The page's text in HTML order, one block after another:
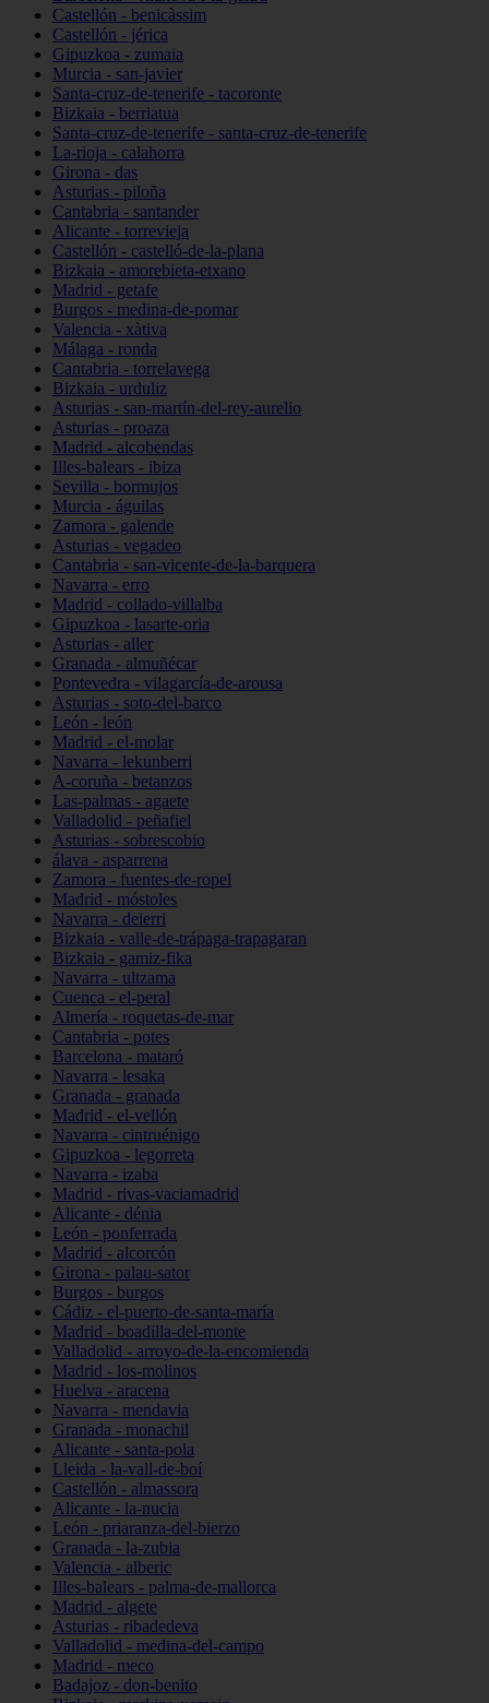
Castellón - benicàssim
Castellón - jérica
Gipuzkoa - zumaia
Murcia - san-javier
Santa-cruz-de-tenerife - tacoronte
Bizkaia - berriatua
Santa-cruz-de-tenerife - santa-cruz-de-tenerife
La-rioja - calahorra
Girona - das
Asturias - piloña
Cantabria - santander
Alicante - torrevieja
Castellón - castelló-de-la-plana
Bizkaia - amorebieta-etxano
Madrid - getafe
Burgos - medina-de-pomar
Valencia - xàtiva
Málaga - ronda
Cantabria - torrelavega
Bizkaia - urduliz
Asturias - san-martín-del-rey-aurelio
Asturias - proaza
Madrid - alcobendas
Illes-balears - ibiza
Sevilla - bormujos
Murcia - águilas
Zamora - galende
Asturias - vegadeo
Cantabria - san-vicente-de-la-barquera
Navarra - erro
Madrid - collado-villalba
Gipuzkoa - lasarte-oria
Asturias - aller
Granada - almuñécar
Pontevedra - vilagarcía-de-arousa
Asturias - soto-del-barco
León - león
Madrid - el-molar
Navarra - lekunberri
A-coruña - betanzos
Las-palmas - agaete
Valladolid - peñafiel
Asturias - sobrescobio
álava - asparrena
Zamora - fuentes-de-ropel
Madrid - móstoles
Navarra - deierri
Bizkaia - valle-de-trápaga-trapagaran
Bizkaia - gamiz-fika
Navarra - ultzama
Cuenca - el-peral
Almería - roquetas-de-mar
Cantabria - potes
Barcelona - mataró
Navarra - lesaka
Granada - granada
Madrid - el-vellón
Navarra - cintruénigo
Gipuzkoa - legorreta
Navarra - izaba
Madrid - rivas-vaciamadrid
Alicante - dénia
León - ponferrada
Madrid - alcorcón
Girona - palau-sator
Burgos - burgos
Cádiz - el-puerto-de-santa-maría
Madrid - boadilla-del-monte
Valladolid - arroyo-de-la-encomienda
Madrid - los-molinos
Huelva - aracena
Navarra - mendavia
Granada - monachil
Alicante - santa-pola
Lleida - la-vall-de-boí
Castellón - almassora
Alicante - la-nucia
León - priaranza-del-bierzo
Granada - la-zubia
Valencia - alberic
Illes-balears - palma-de-mallorca
Madrid - algete
Asturias - ribadedeva
Valladolid - medina-del-campo
Madrid - meco
Badajoz - don-benito